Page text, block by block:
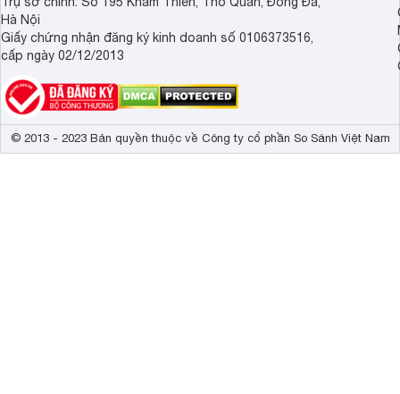
Hà Nội
Giấy chứng nhận đăng ký kinh doanh số 0106373516,
cấp ngày 02/12/2013
© 2013 - 2023 Bản quyền thuộc về Công ty cổ phần So Sánh Việt Nam